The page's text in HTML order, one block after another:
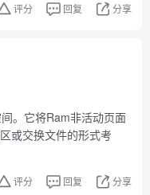
评分 回复 分享
。它将Ram非活动页面
或交换文件的形式考
评分 回复 分享